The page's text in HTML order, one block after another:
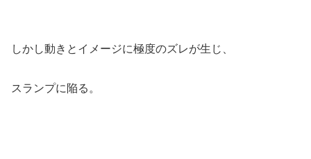
しかし動きとイメージに極度のズレが生じ、
スランプに陥る。